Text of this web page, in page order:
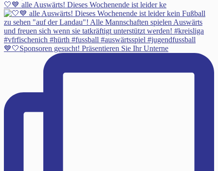
🤍💙 alle Auswärts! Dieses Wochenende ist leider ke
💙🤍Sponsoren gesucht! Präsentieren Sie Ihr Unterne